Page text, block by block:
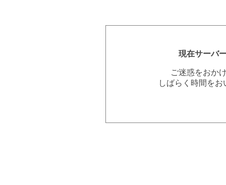
現在サーバ
ご迷惑をおか
しばらく時間を